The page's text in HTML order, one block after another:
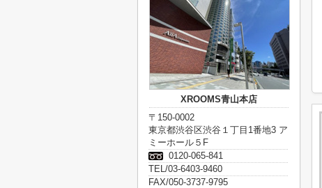
XROOMS青山本店
〒150-0002
東京都渋谷区渋谷１丁目1番地3 ア
ミーホール５F
0120-065-841
TEL/03-6403-9460
FAX/050-3737-9795